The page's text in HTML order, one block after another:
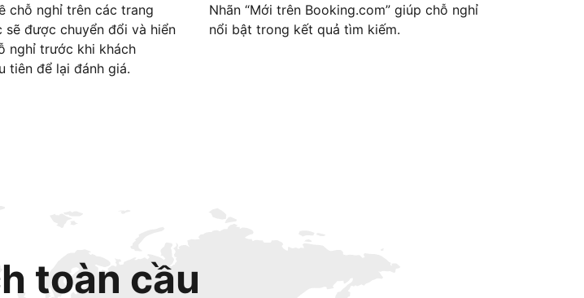
chỗ nghỉ trên các trang
sẽ được chuyển đổi và hiển
nghỉ trước khi khách
tiên để lại đánh giá.
Nhãn “Mới trên Booking.com” giúp chỗ nghỉ
nổi bật trong kết quả tìm kiếm.
toàn cầu